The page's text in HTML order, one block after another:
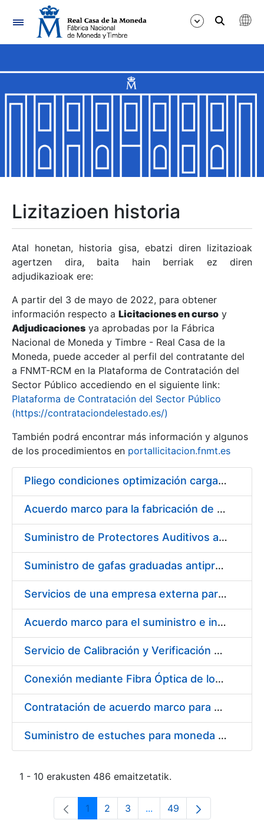
Nabigazioa
Erakutsi/Ezkutatu
Erakutsi/Ezkutatu
Erakutsi/Ezkutatu
Erakutsi/Ezkutatu
Erakutsi/Ezkutatu
Erakutsi/Ezkutatu
Erakutsi/Ezkutatu
Erakutsi/Ezkutatu
Lizitazioen historia
Atal honetan, historia gisa, ebatzi diren lizitazioak
agertzen dira, baita hain berriak ez diren
adjudikazioak ere:
A partir del 3 de mayo de 2022, para obtener
información respecto a Licitaciones en curso y
Adjudicaciones ya aprobadas por la Fábrica
Nacional de Moneda y Timbre - Real Casa de la
Moneda, puede acceder al perfil del contratante del
a FNMT-RCM en la Plataforma de Contratación del
Sector Público accediendo en el siguiente link:
Plataforma de Contratación del Sector Público
(https://contrataciondelestado.es/)
También podrá encontrar más información y algunos
de los procedimientos en portallicitacion.fnmt.es
Pliego condiciones optimización cargas compras firmado
Acuerdo marco para la fabricación de piezas
Suministro de Protectores Auditivos a medida para las personas trabajadoras de los Centros de Trabajo de Madrid y Burgos
Suministro de gafas graduadas antiproyecciones para los trabajadores de la FNMT-RCM en los centros de trabajo de Madrid y Burgos
Servicios de una empresa externa para el asesoramiento y resolución de los recursos de alzada que se presentan relacionados con procesos de selección para la FNMT-RCM
Acuerdo marco para el suministro e instalación de persianas, estores y otros complementos
Servicio de Calibración y Verificación Externa de los Equipos de Medición del Servicio de Prevención de la FNMT-RCM
Conexión mediante Fibra Óptica de los Centros de Proceso de Datos (CPDs) de las sedes de la FNMT-RCM de Burgos y Madrid
Contratación de acuerdo marco para el Suministro de Material de Electricidad para la Fábrica Nacional de Moneda y Timbre-Real Casa de la Moneda en su centro de trabajo de Burgos
Suministro de estuches para moneda de 30 €
1 - 10 erakusten 486 emaitzetatik.
Orrialdea
1 Orrialdea
2 Orrialdea
3 ...Intermediate Pages Use
Orrialdea
49